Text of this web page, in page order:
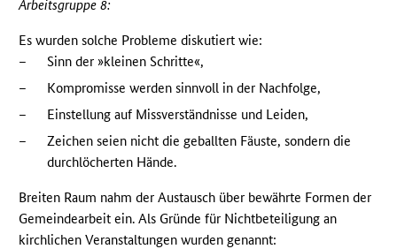
Arbeitsgruppe 8:
Es wurden solche Probleme diskutiert wie:
–
Sinn der »kleinen Schritte«,
–
Kompromisse werden sinnvoll in der Nachfolge,
–
Einstellung auf Missverständnisse und Leiden,
–
Zeichen seien nicht die geballten Fäuste, sondern die
durchlöcherten Hände.
Breiten Raum nahm der Austausch über bewährte Formen der
Gemeindearbeit ein. Als Gründe für Nichtbeteiligung an
kirchlichen Veranstaltungen wurden genannt: